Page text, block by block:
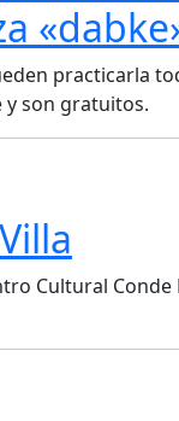
practicarla
y son gratuitos.
Cultural